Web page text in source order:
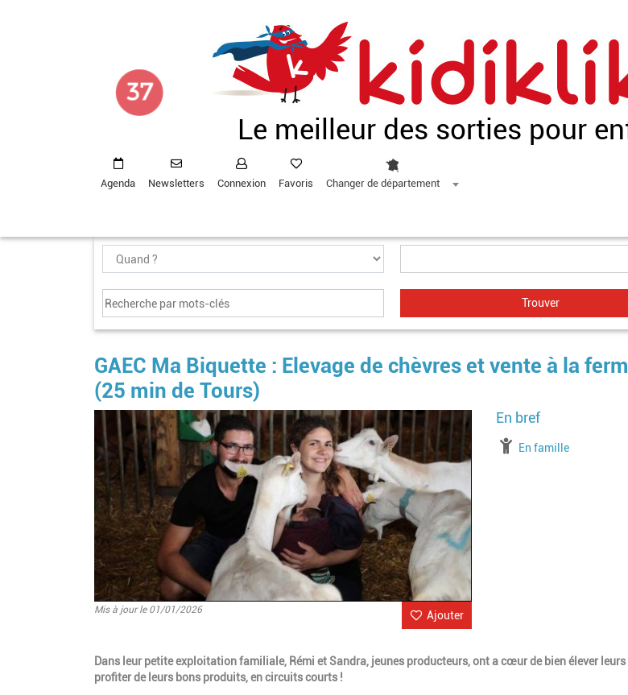
Le meilleur des sorties pour
Agenda Newsletters Connexion Favoris Changer de département
GAEC Ma Biquette : Elevage de chèvres et vente à la
(25 min de Tours)
Image
Ajouter
Mis à jour le 01/01/2026
à partir de
En famille
Dans leur petite exploitation familiale, Rémi et Sandra, jeunes producteurs, ont a cœur de bien élever leurs
profiter de leurs bons produits, en circuits courts !